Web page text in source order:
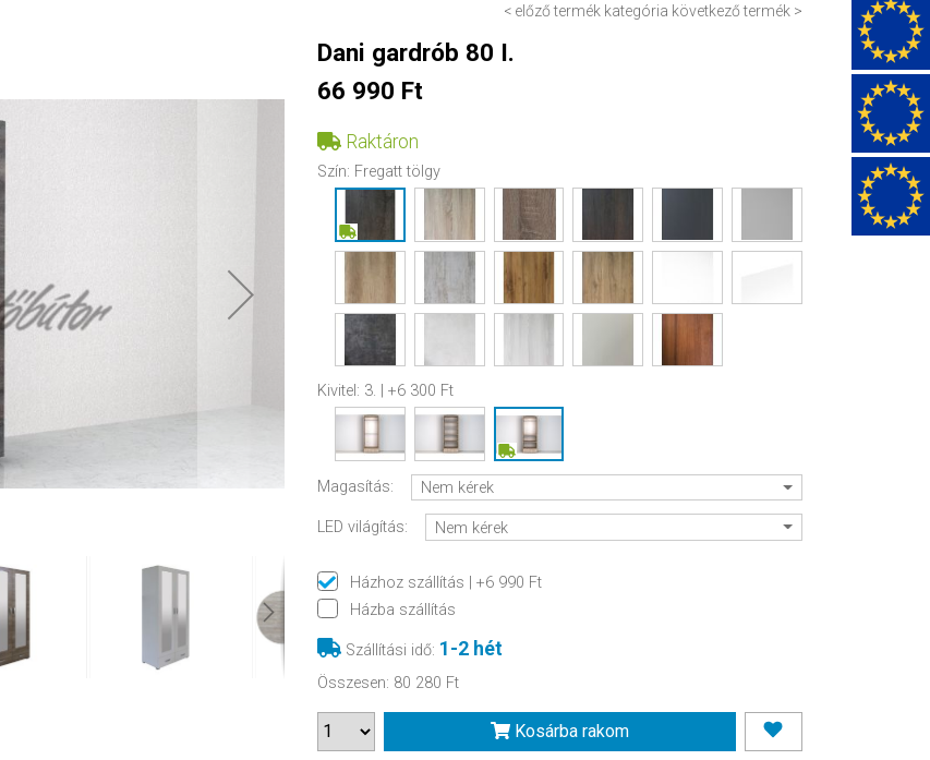
< előző termék kategória következő termék >
Szín: Sonoma tölgy
Dani gardrób 80 I.
66 990 Ft
Raktáron
Szín: Fregatt tölgy
Kivitel: 3. | +6 300 Ft
Magasítás: Nem kérek
LED világítás: Nem kérek
Házhoz szállítás
| +6 990 Ft
Házba szállítás
Szállítási idő: 1-2 hét
Összesen: 80 280 Ft
Kosárba rakom